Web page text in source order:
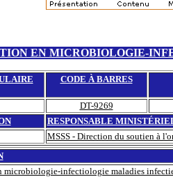
EN MICROBIOLOGIE-
CODE À BARRES
DT-9269
RESPONSABLE
MSSS - Direction du soutien à
microbiologie-infectiologie maladies